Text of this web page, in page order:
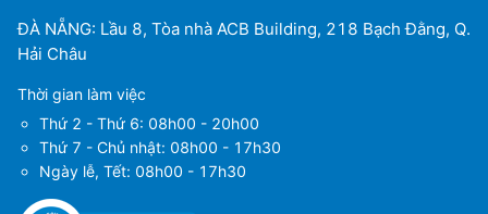
ĐÀ NẴNG: Lầu 8, Tòa nhà ACB Building, 218 Bạch Đằng, Q.
Hải Châu
Thời gian làm việc
Thứ 2 - Thứ 6: 08h00 - 20h00
Thứ 7 - Chủ nhật: 08h00 - 17h30
Ngày lễ, Tết: 08h00 - 17h30